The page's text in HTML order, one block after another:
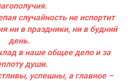
случайность не испортит
ни в праздники, ни в будний
день.
в наше общее дело и за
души.
успешны, а главное –